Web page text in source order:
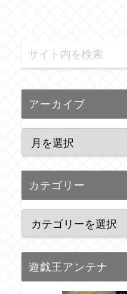
アーカイブ
カテゴリー
遊戯王アンテナ